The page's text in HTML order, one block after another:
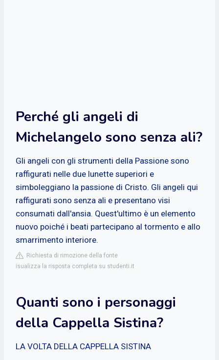
Perché gli angeli di
Michelangelo sono senza ali?
Gli angeli con gli strumenti della Passione sono
raffigurati nelle due lunette superiori e
simboleggiano la passione di Cristo. Gli angeli qui
raffigurati sono senza ali e presentano visi
consumati dall'ansia. Quest'ultimo è un elemento
nuovo poiché i beati partecipano al tormento e allo
smarrimento interiore.
Richiesta di rimozione della fonte
isualizza la risposta completa su studenti.it
Quanti sono i personaggi
della Cappella Sistina?
LA VOLTA DELLA CAPPELLA SISTINA